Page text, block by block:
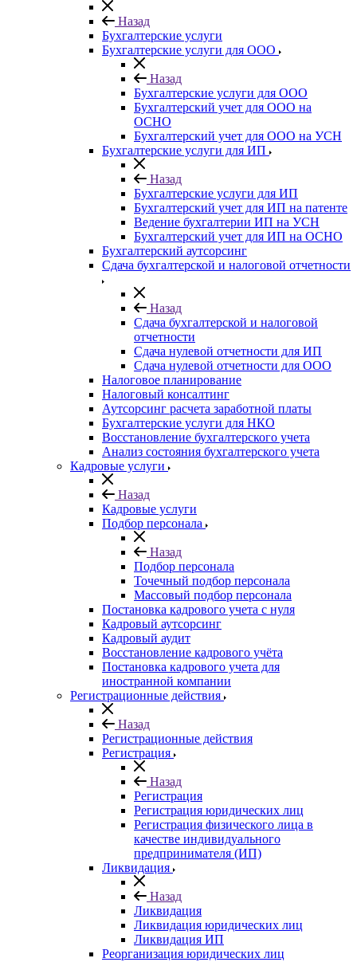
Назад
Бухгалтерские услуги
Бухгалтерские услуги для ООО
Назад
Бухгалтерские услуги для ООО
Бухгалтерский учет для ООО на
ОСНО
Бухгалтерский учет для OOO на УСН
Бухгалтерские услуги для ИП
Назад
Бухгалтерские услуги для ИП
Бухгалтерский учет для ИП на патенте
Ведение бухгалтерии ИП на УСН
Бухгалтерский учет для ИП на ОСНО
Бухгалтерский аутсорсинг
Сдача бухгалтерской и налоговой отчетности
Назад
Сдача бухгалтерской и налоговой
отчетности
Сдача нулевой отчетности для ИП
Сдача нулевой отчетности для ООО
Налоговое планирование
Налоговый консалтинг
Аутсорсинг расчета заработной платы
Бухгалтерские услуги для НКО
Восстановление бухгалтерского учета
Анализ состояния бухгалтерского учета
Кадровые услуги
Назад
Кадровые услуги
Подбор персонала
Назад
Подбор персонала
Точечный подбор персонала
Массовый подбор персонала
Постановка кадрового учета с нуля
Кадровый аутсорсинг
Кадровый аудит
Восстановление кадрового учёта
Постановка кадрового учета для
иностранной компании
Регистрационные действия
Назад
Регистрационные действия
Регистрация
Назад
Регистрация
Регистрация юридических лиц
Регистрация физического лица в
качестве индивидуального
предпринимателя (ИП)
Ликвидация
Назад
Ликвидация
Ликвидация юридических лиц
Ликвидация ИП
Реорганизация юридических лиц